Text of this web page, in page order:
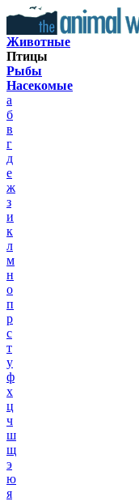
Животные
Птицы
Рыбы
Насекомые
а
б
в
г
д
е
ж
з
и
к
л
м
н
о
п
р
с
т
у
ф
х
ц
ч
ш
щ
э
ю
я